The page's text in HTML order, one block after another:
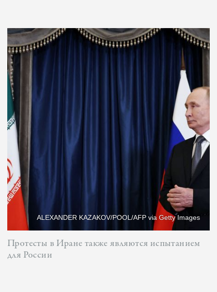
ALEXANDER KAZAKOV/POOL/AFP via Getty Images
Протесты в Иране также являются испытанием
для России